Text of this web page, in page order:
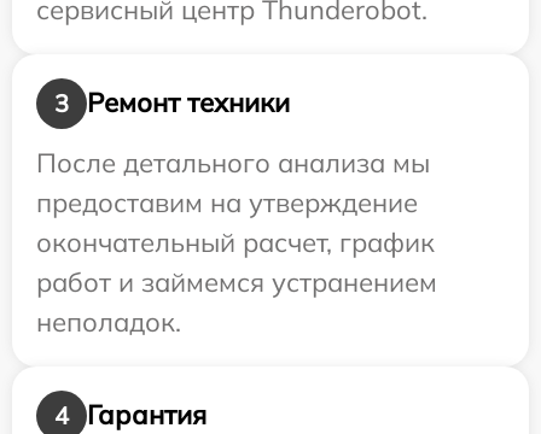
сервисный центр Thunderobot.
3
Ремонт техники
После детального анализа мы
предоставим на утверждение
окончательный расчет, график
работ и займемся устранением
неполадок.
4
Гарантия